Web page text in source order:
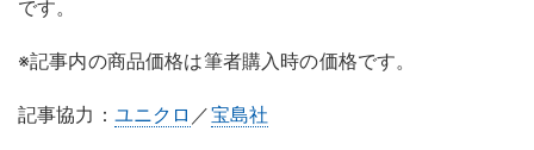
です。
※記事内の商品価格は筆者購入時の価格です。
記事協力： ユニクロ ／宝島社